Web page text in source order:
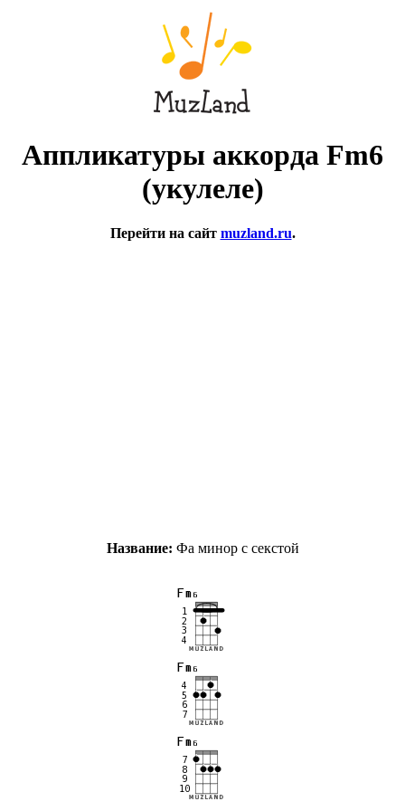
Аппликатуры аккорда Fm6
(укулеле)
Перейти на сайт muzland.ru.
Название: Фа минор с секстой